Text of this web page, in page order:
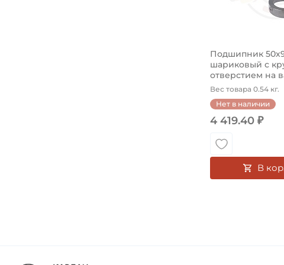
Подшипник
шариковый с
отверстием на
Вес товара 0.54 кг.
Нет в наличии
4 419.40 ₽
В